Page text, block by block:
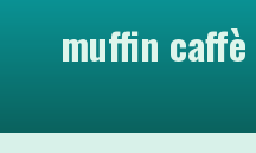
muffin